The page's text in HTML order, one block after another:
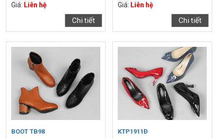
Giá: Liên hệ
Chi tiết
Giá: Liên hệ
Chi tiết
BOOT TB98
KTP1911Đ